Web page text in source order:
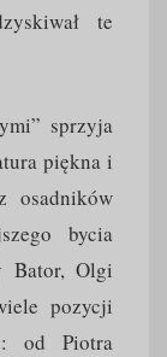
te
sprzyja
piękna i
osadników
bycia
Bator, Olgi
pozycji
od Piotra